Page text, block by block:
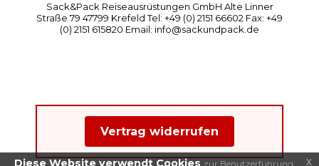
Sack&Pack Reiseausrüstungen GmbH Alte Linner
Straße 79 47799 Krefeld Tel: +49 (0) 2151 66602 Fax: +49
(0) 2151 615820 Email: info@sackundpack.de
Vertrag widerrufen
Diese Website verwendt Cookies zur Benutzerführung x